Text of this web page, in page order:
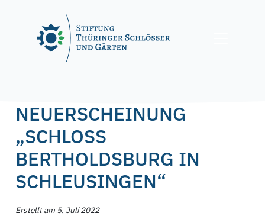
NEUERSCHEINUNG
„SCHLOSS
BERTHOLDSBURG IN
SCHLEUSINGEN“
Erstellt am 5. Juli 2022